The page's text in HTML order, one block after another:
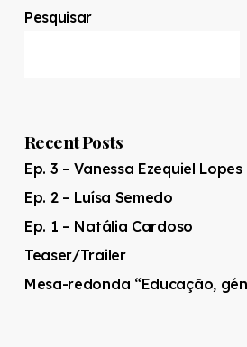
Pesquisar
Recent Posts
Ep. 3 – Vanessa Ezequiel Lopes
Ep. 2 – Luísa Semedo
Ep. 1 – Natália Cardoso
Teaser/Trailer
Mesa-redonda “Educação,